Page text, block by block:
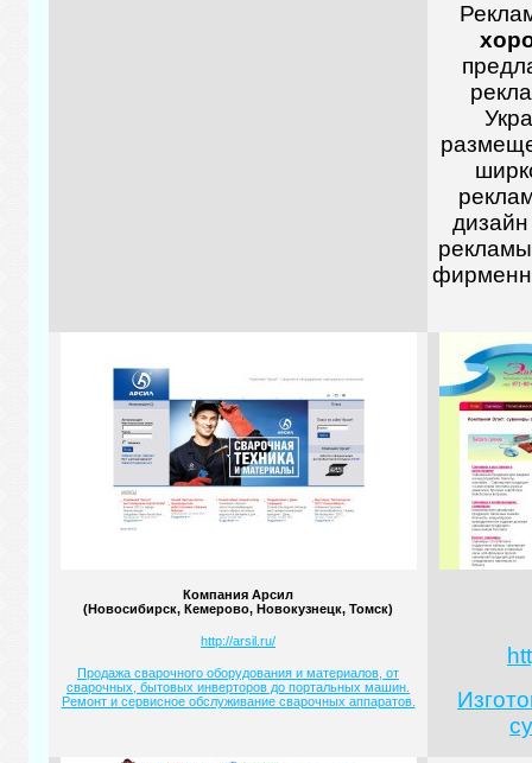
Компания Арсил
(Новосибирск, Кемерово, Новокузнецк, Томск)
http://arsil.ru/
Продажа сварочного оборудования и материалов, от
сварочных, бытовых инверторов до портальных машин.
Ремонт и сервисное обслуживание сварочных аппаратов.